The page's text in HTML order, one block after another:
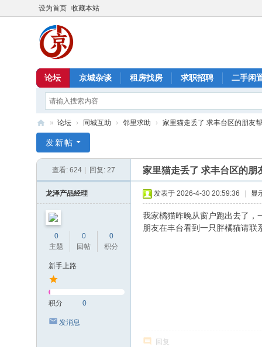
设为首页 收藏本站
论坛 京城杂谈 租房找房 求职招聘 二手闲
京
» 论坛 › 同城互助 › 邻里求助 › 家里猫走丢了 求丰台区的朋友
发新帖
查看: 624 回复: 27 家里猫走丢了 求丰台区的朋
龙泽产品经理
0
主题
0
回帖
0
积分
新手上路
积分 0
发消息
发表于 2026-4-30 20:59:36 显
我家橘猫昨晚从窗户跑出去了，
朋友在丰台看到一只胖橘猫请联
回复